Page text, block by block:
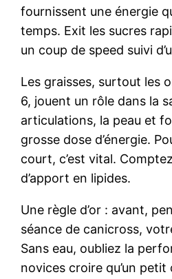
fournissent une énergie
temps. Exit les sucres
un coup de speed suivi
Les graisses, surtout les
6, jouent un rôle dans la
articulations, la peau et
grosse dose d’énergie.
court, c’est vital.
d’apport en lipides.
Une règle d’or : avant,
séance de canicross,
Sans eau, oubliez la
novices croire qu’un petit